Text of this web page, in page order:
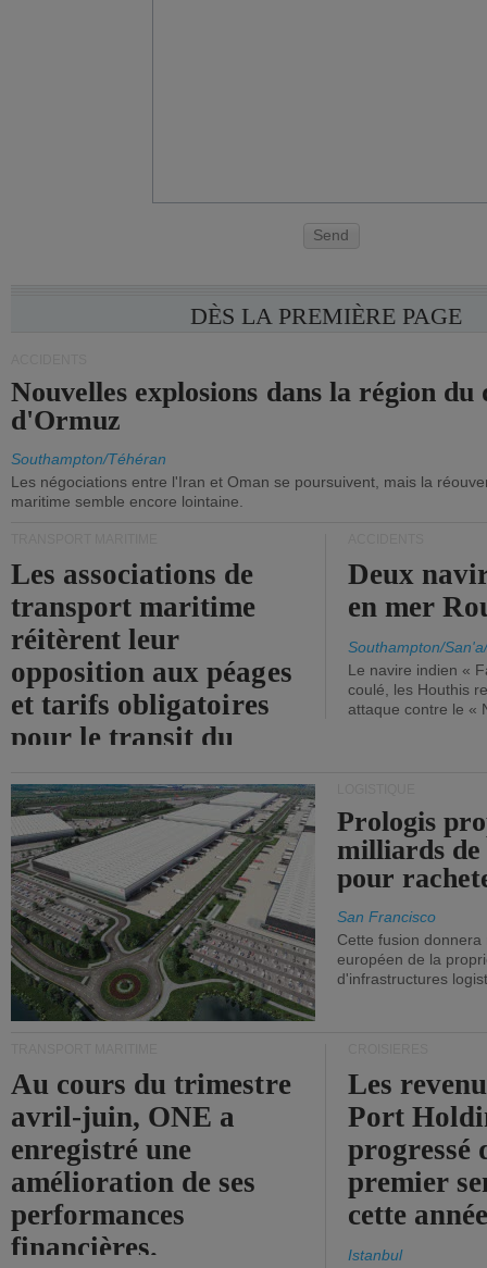
Send
DÈS LA PREMIÈRE PAGE
Nouvelles explosions dans la région
d'Ormuz
Southampton/Téhéran
Les négociations entre l'Iran et Oman se poursuivent, mais la
maritime semble encore lointaine.
Les associations de
transport maritime
réitèrent leur
opposition aux péages
et tarifs obligatoires
pour le transit du
Deux
en mer
Southampton/
Le navire indien «
coulé, les Houthis
attaque contre le «
Prologis
milliards
pour
San Francisco
Cette fusion
européen de la
d'infrastructures
Au cours du trimestre
avril-juin, ONE a
enregistré une
amélioration de ses
performances
financières.
Les
Port
progressé
premier
cette
Istanbul